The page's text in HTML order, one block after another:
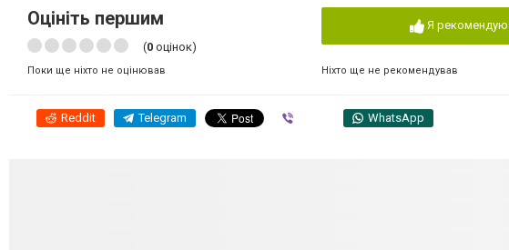
Оцініть першим
(0 оцінок)
Поки ще ніхто не оцінював
Я рекомендую
Ніхто ще не рекомендував
Reddit Telegram WhatsApp